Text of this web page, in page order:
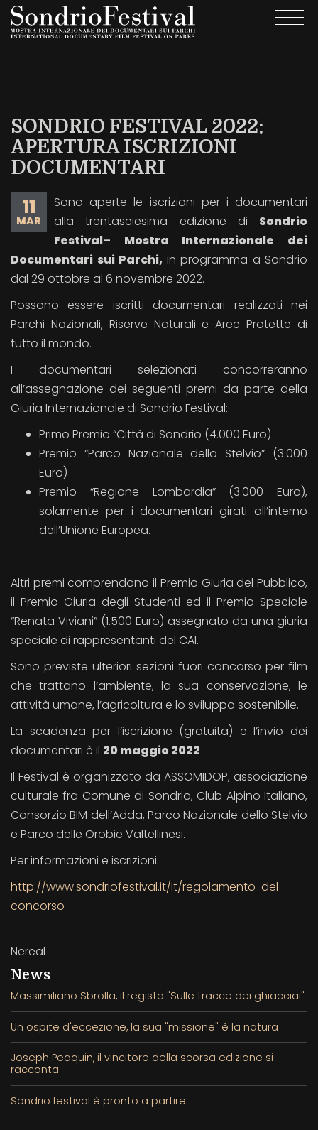
Salta
SONDRIO FESTIVAL 2022:
APERTURA ISCRIZIONI
DOCUMENTARI
11
MAR
Sono aperte le iscrizioni per i documentari
alla trentaseiesima edizione di Sondrio
Festival– Mostra Internazionale dei
Documentari sui Parchi, in programma a Sondrio
dal 29 ottobre al 6 novembre 2022.
Possono essere iscritti documentari realizzati nei
Parchi Nazionali, Riserve Naturali e Aree Protette di
tutto il mondo.
I documentari selezionati concorreranno
all’assegnazione dei seguenti premi da parte della
Giuria Internazionale di Sondrio Festival:
Primo Premio “Città di Sondrio (4.000 Euro)
Premio “Parco Nazionale dello Stelvio” (3.000
Euro)
Premio “Regione Lombardia” (3.000 Euro),
solamente per i documentari girati all’interno
dell’Unione Europea.
Altri premi comprendono il Premio Giuria del Pubblico,
il Premio Giuria degli Studenti ed il Premio Speciale
“Renata Viviani” (1.500 Euro) assegnato da una giuria
speciale di rappresentanti del CAI.
Sono previste ulteriori sezioni fuori concorso per film
che trattano l’ambiente, la sua conservazione, le
attività umane, l’agricoltura e lo sviluppo sostenibile.
La scadenza per l’iscrizione (gratuita) e l’invio dei
documentari è il 20 maggio 2022
Il Festival è organizzato da ASSOMIDOP, associazione
culturale fra Comune di Sondrio, Club Alpino Italiano,
Consorzio BIM dell’Adda, Parco Nazionale dello Stelvio
e Parco delle Orobie Valtellinesi.
Per informazioni e iscrizioni:
http://www.sondriofestival.it/it/regolamento-del-
concorso
Nereal
News
Massimiliano Sbrolla, il regista "Sulle tracce dei ghiacciai"
Un ospite d'eccezione, la sua "missione" è la natura
Joseph Peaquin, il vincitore della scorsa edizione si
racconta
Sondrio festival è pronto a partire